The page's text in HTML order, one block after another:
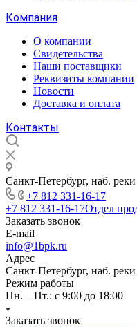
Компания
О компании
Свидетельства
Наши поставщики
Реквизиты компании
Новости
Доставка и оплата
Контакты
Санкт-Петербург, наб.
+7 812 331-16-17
+7 812 331-16-17Отдел
Заказать звонок
E-mail
info@1bpk.ru
Адрес
Санкт-Петербург, наб.
Режим работы
Пн. – Пт.: с 9:00 до 18:00
Заказать звонок